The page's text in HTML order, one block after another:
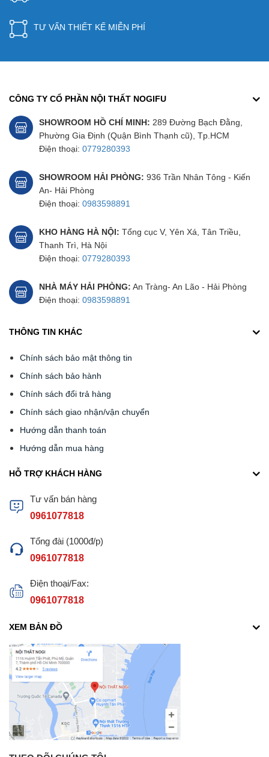
TƯ VẤN THIẾT KẾ MIỄN PHÍ
CÔNG TY CỔ PHẦN NỘI THẤT NOGIFU
SHOWROOM HỒ CHÍ MINH: 289 Đường Bạch Đằng,
Phường Gia Định (Quận Bình Thạnh cũ), Tp.HCM
Điện thoại: 0779280393
SHOWROOM HẢI PHÒNG: 936 Trần Nhân Tông - Kiến
An- Hải Phòng
Điện thoại: 0983598891
KHO HÀNG HÀ NỘI: Tổng cục V, Yên Xá, Tân Triều,
Thanh Trì, Hà Nội
Điện thoại: 0779280393
NHÀ MÁY HẢI PHÒNG: An Tràng- An Lão - Hải Phòng
Điện thoại: 0983598891
THÔNG TIN KHÁC
Chính sách bảo mật thông tin
Chính sách bảo hành
Chính sách đổi trả hàng
Chính sách giao nhận/vận chuyển
Hướng dẫn thanh toán
Hướng dẫn mua hàng
HỖ TRỢ KHÁCH HÀNG
Tư vấn bán hàng
0961077818
Tổng đài (1000đ/p)
0961077818
Điện thoại/Fax:
0961077818
XEM BẢN ĐỒ